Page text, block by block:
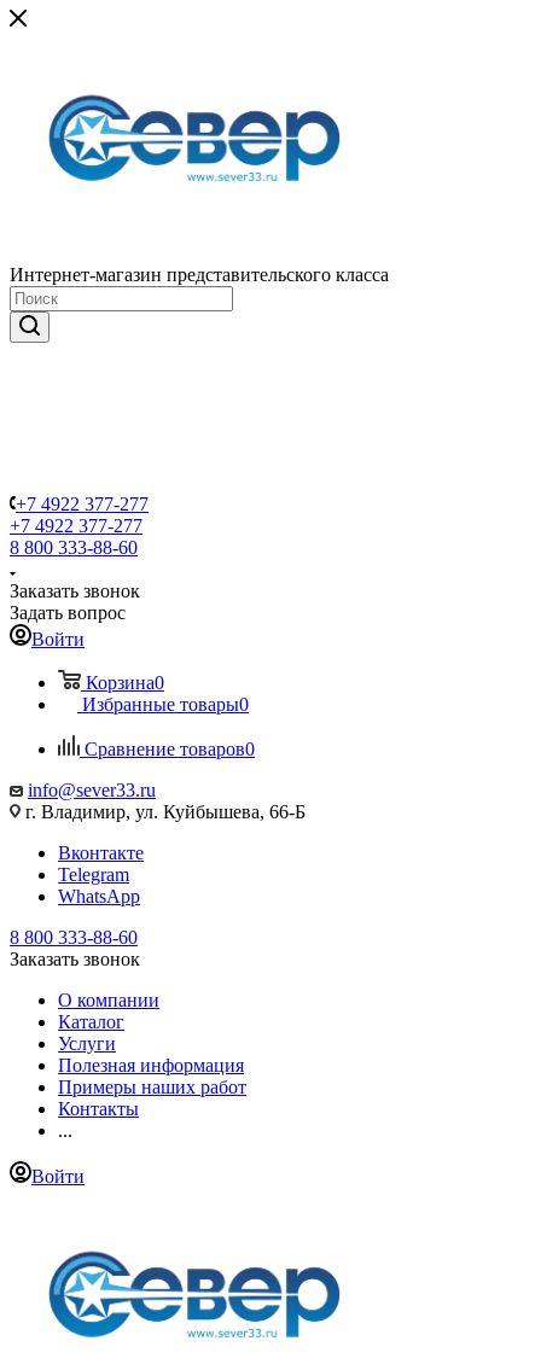
Интернет-магазин представительского класса
+7 4922 377-277
+7 4922 377-277
8 800 333-88-60
Заказать звонок
Задать вопрос
Войти
Корзина0
Избранные товары0
Сравнение товаров0
info@sever33.ru
г. Владимир, ул. Куйбышева, 66-Б
Вконтакте
Telegram
WhatsApp
8 800 333-88-60
Заказать звонок
О компании
Каталог
Услуги
Полезная информация
Примеры наших работ
Контакты
...
Войти